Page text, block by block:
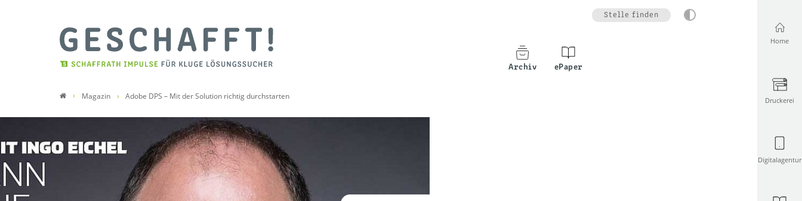
Home
Druckerei
Digitalagentur
Stelle finden
Archiv ePaper
Magazin Adobe DPS – Mit der Solution richtig durchstarten